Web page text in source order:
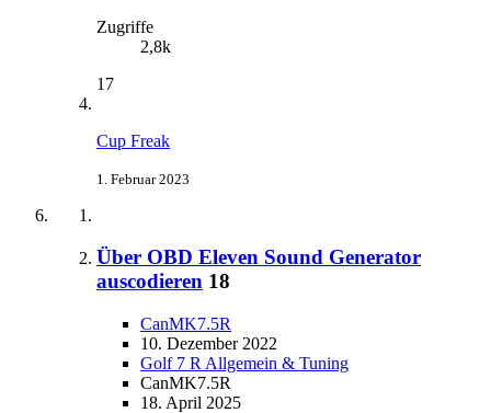
Zugriffe
2,8k
17
Cup Freak
1. Februar 2023
Über OBD Eleven Sound Generator
auscodieren 18
CanMK7.5R
10. Dezember 2022
Golf 7 R Allgemein & Tuning
CanMK7.5R
18. April 2025